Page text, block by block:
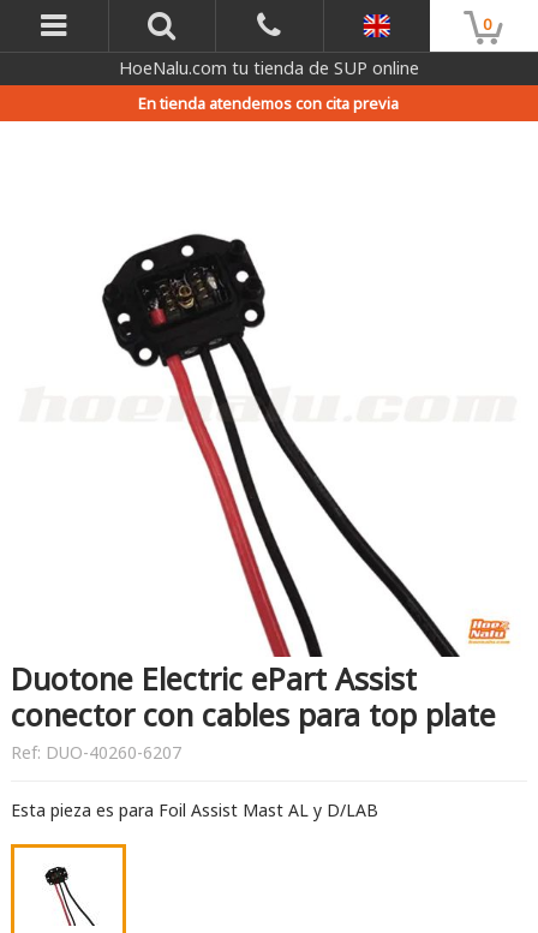
0
HoeNalu.com tu tienda de SUP online
En tienda atendemos con cita previa
Duotone Electric ePart Assist
conector con cables para top plate
Ref: DUO-40260-6207
Esta pieza es para Foil Assist Mast AL y D/LAB